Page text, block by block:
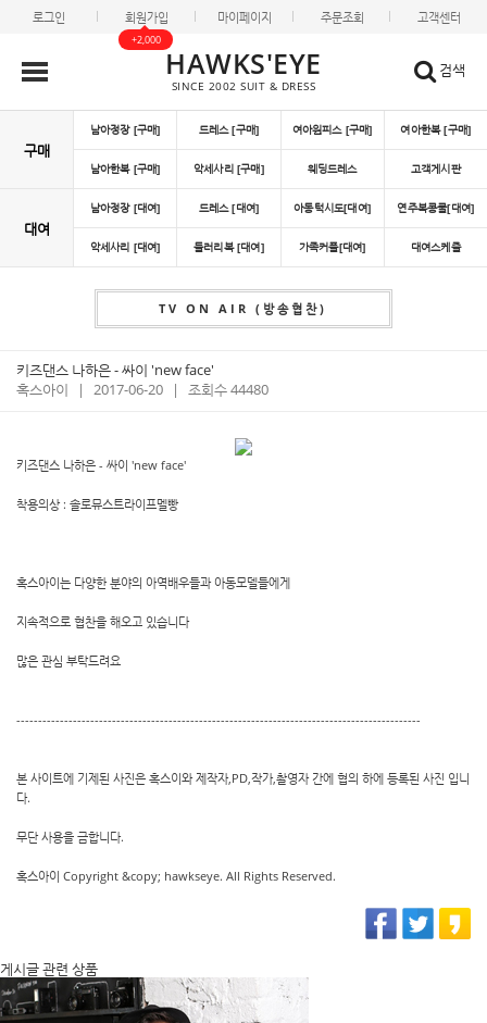
로그인 회원가입
+2,000
마이페이지 주문조회 고객센터
HAWKS'EYE
SINCE 2002 SUIT & DRESS
검색
구매
남아정장 [구매] 드레스 [구매] 여아원피스 [구매] 여아한복 [구매]
남아한복 [구매] 악세사리 [구매] 웨딩드레스 고객게시판
대여
남아정장 [대여] 드레스 [대여] 아동턱시도[대여] 연주복콩쿨[대여]
악세사리 [대여] 들러리복 [대여] 가족커플[대여] 대여스케쥴
TV ON AIR (방송협찬)
키즈댄스 나하은 - 싸이 'new face'
혹스아이
| 2017-06-20 | 조회수 44480
키즈댄스 나하은 - 싸이 'new face'
착용의상 : 솔로뮤스트라이프멜빵
혹스아이는 다양한 분야의 아역배우들과 아동모델들에게
지속적으로 협찬을 해오고 있습니다
많은 관심 부탁드려요
---------------------------------------------------------------------------------------------
본 사이트에 기제된 사진은 혹스이와 제작자,PD,작가,촬영자 간에 협의 하에 등록된 사진 입니
다.
무단 사용을 금합니다.
혹스아이 Copyright &copy; hawkseye. All Rights Reserved.
게시글 관련 상품